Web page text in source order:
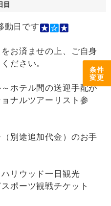
条件
変更
目
動日です
お済ませの上、ご自身
ださい。
ホテル間の送迎手配が
ナルツアーリスト参
別途追加代金）のお手
リウッド一日観光
ポーツ観戦チケット